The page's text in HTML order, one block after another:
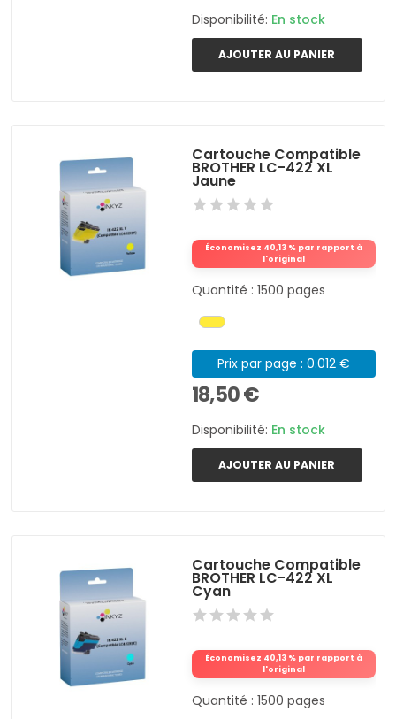
Disponibilité: En stock
AJOUTER AU PANIER
Cartouche Compatible
BROTHER LC-422 XL
Jaune
Économisez 40,13 % par rapport à
l'original
Quantité : 1500 pages
Prix par page : 0.012 €
18,50 €
Disponibilité: En stock
AJOUTER AU PANIER
Cartouche Compatible
BROTHER LC-422 XL
Cyan
Économisez 40,13 % par rapport à
l'original
Quantité : 1500 pages